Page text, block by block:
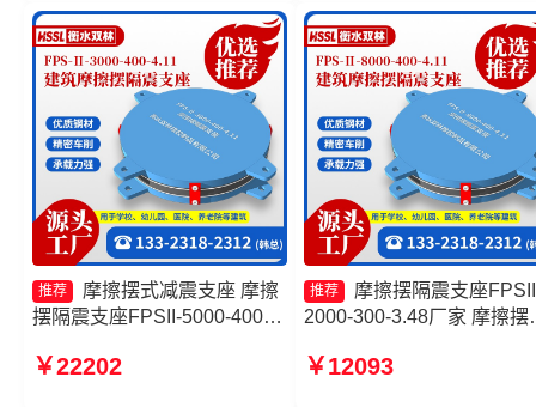
FPSII-6000-350-3.81
350-3.81
推荐
摩擦摆式减震支座 摩擦
摆隔震支座FPSII-5000-400-
FPSII-9000-400-4.11厂家
￥22202
推荐
摩擦摆隔震支座
2000-300-3.48厂家 摩擦摆
生产厂家 摩擦摆隔震支座
￥12093